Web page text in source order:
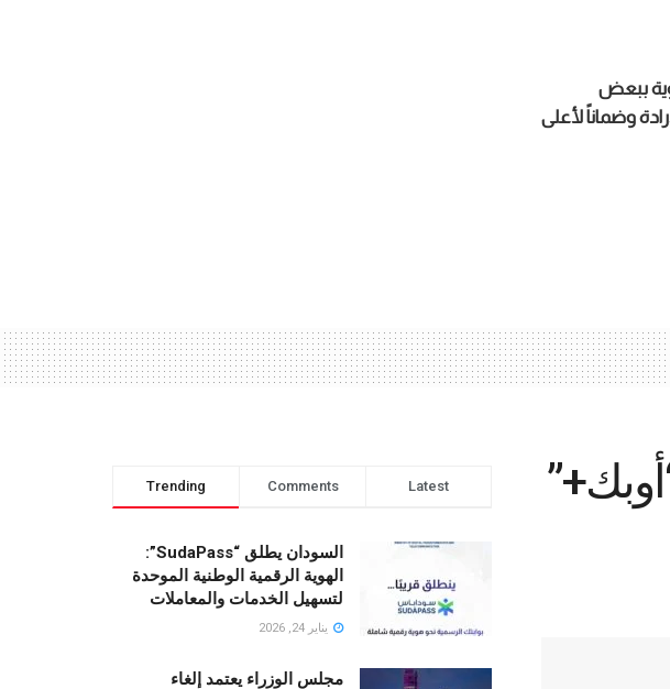
ببعض
وضماناً لأعلى
Trending Comments Latest
السودان يطلق “SudaPass”:
الهوية الرقمية الوطنية الموحدة
لتسهيل الخدمات والمعاملات
يناير 24, 2026
مجلس الوزراء يعتمد إلغاء